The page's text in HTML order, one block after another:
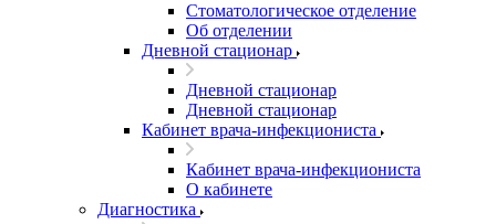
Стоматологическое отделение
Об отделении
Дневной стационар
Дневной стационар
Дневной стационар
Кабинет врача-инфекциониста
Кабинет врача-инфекциониста
О кабинете
Диагностика